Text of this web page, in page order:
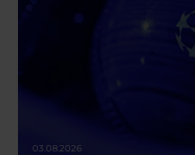
03.08.2026